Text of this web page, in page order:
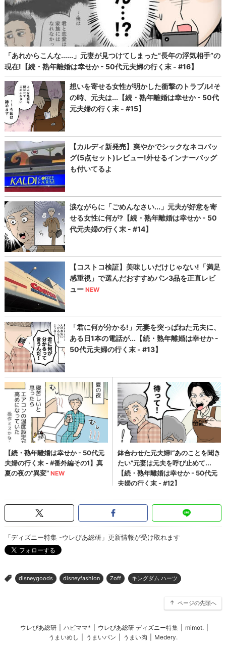
「ディズニー特集 -ウレぴあ総研」更新情報が受け取れます
> disneygoods disneyfashion Zoff キングダム ハーツ
ページの先頭へ
ウレぴあ総研 ハピママ* ウレぴあ総研 ディズニー特集 mimot.
うまいめし
うまいパン うまい肉 Medery.